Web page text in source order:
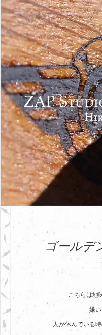
ゴールデ
こちらは地
嫌
人が休んでいる